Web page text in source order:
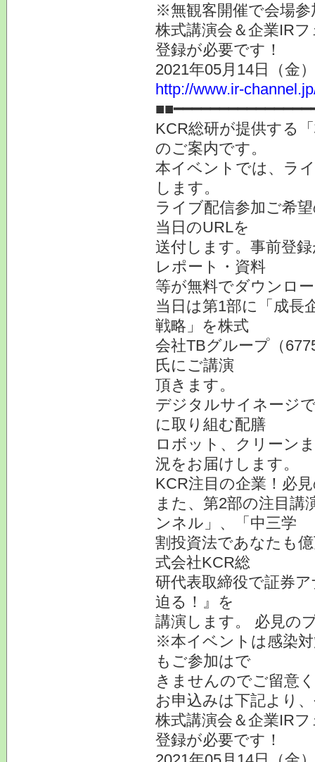
※無観客開催で会場
株式講演会＆企業IR
登録が必要です！
2021年05月14日（
http://www.ir-
KCR総研が提供する
のご案内です。
本イベントでは、ラ
します。
ライブ配信参加ご希
当日のURLを
送付します。事前登
レポート・資料
等が無料でダウンロ
当日は第1部に「成長
戦略」を株式
会社TBグループ（
氏にご講演
頂きます。
デジタルサイネージ
に取り組む配膳
ロボット、クリーン
況をお届けします。
KCR注目の企業！必
また、第2部の注目
ンネル」、「中三学
割投資法であなたも
式会社KCR総
研代表取締役で証券
迫る！』を
講演します。 必見の
※本イベントは感染
もご参加はで
きませんのでご留意
お申込みは下記より
株式講演会＆企業IR
登録が必要です！